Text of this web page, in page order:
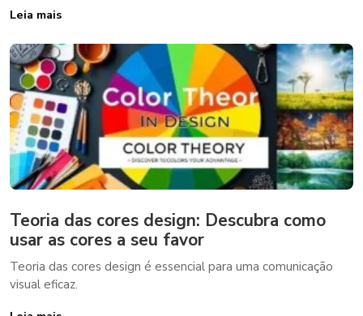
Leia mais
Teoria das cores design: Descubra como
usar as cores a seu favor
Teoria das cores design é essencial para uma comunicação
visual eficaz.